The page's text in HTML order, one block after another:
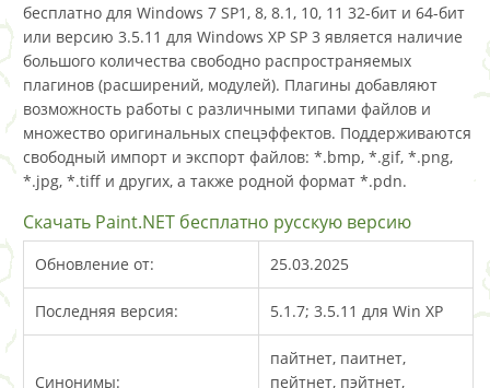
бесплатно для Windows 7 SP1, 8, 8.1, 10, 11 32-бит и 64-бит
или версию 3.5.11 для Windows XP SP 3 является наличие
большого количества свободно распространяемых
плагинов (расширений, модулей). Плагины добавляют
возможность работы с различными типами файлов и
множество оригинальных спецэффектов. Поддерживаются
свободный импорт и экспорт файлов: *.bmp, *.gif, *.png,
*.jpg, *.tiff и других, а также родной формат *.pdn.
Скачать Paint.NET бесплатно русскую версию
Обновление от: 25.03.2025
Последняя версия: 5.1.7; 3.5.11 для Win XP
Синонимы:
пайтнет, паитнет,
пейтнет, пэйтнет,